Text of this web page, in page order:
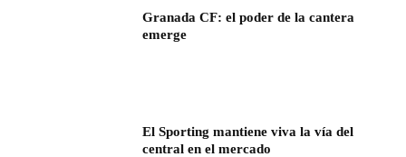
Granada CF: el poder de la cantera
emerge
El Sporting mantiene viva la vía del
central en el mercado